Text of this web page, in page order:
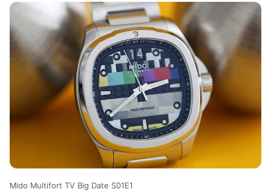
Mido Multifort TV Big Date S01E1